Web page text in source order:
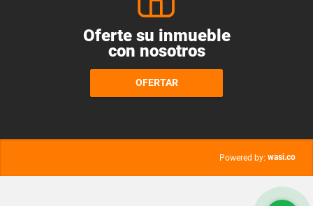
Oferte su inmueble
con nosotros
OFERTAR
Powered by: wasi.co